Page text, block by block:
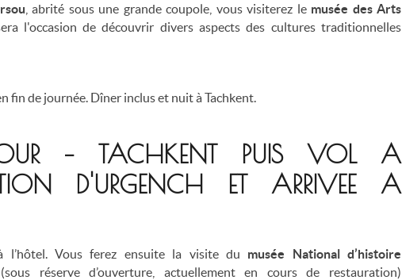
, abrité sous une grande coupole, vous visiterez le musée des Arts
l'occasion de découvrir divers aspects des cultures traditionnelles
fin de journée. Dîner inclus et nuit à Tachkent.
– TACHKENT PUIS VOL A
D'URGENCH ET ARRIVEE A
l’hôtel. Vous ferez ensuite la visite du musée National d’histoire
(sous réserve d’ouverture, actuellement en cours de restauration)